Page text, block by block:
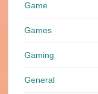
Game
Games
Gaming
General